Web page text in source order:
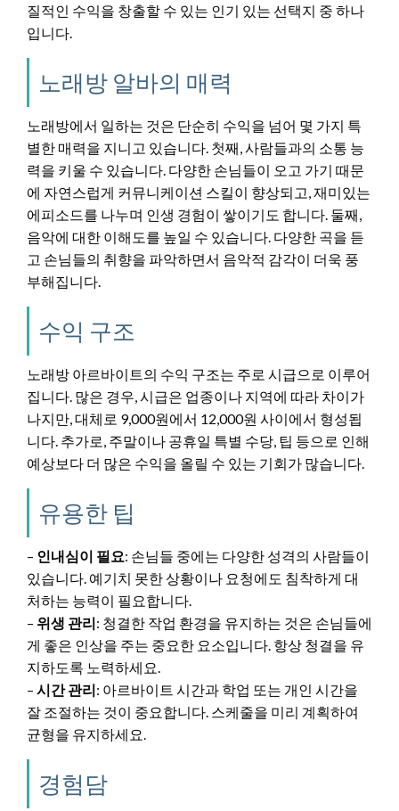
질적인 수익을 창출할 수 있는 인기 있는 선택지 중 하나
입니다.
노래방 알바의 매력
노래방에서 일하는 것은 단순히 수익을 넘어 몇 가지 특
별한 매력을 지니고 있습니다. 첫째, 사람들과의 소통 능
력을 키울 수 있습니다. 다양한 손님들이 오고 가기 때문
에 자연스럽게 커뮤니케이션 스킬이 향상되고, 재미있는
에피소드를 나누며 인생 경험이 쌓이기도 합니다. 둘째,
음악에 대한 이해도를 높일 수 있습니다. 다양한 곡을 듣
고 손님들의 취향을 파악하면서 음악적 감각이 더욱 풍
부해집니다.
수익 구조
노래방 아르바이트의 수익 구조는 주로 시급으로 이루어
집니다. 많은 경우, 시급은 업종이나 지역에 따라 차이가
나지만, 대체로 9,000원에서 12,000원 사이에서 형성됩
니다. 추가로, 주말이나 공휴일 특별 수당, 팁 등으로 인해
예상보다 더 많은 수익을 올릴 수 있는 기회가 많습니다.
유용한 팁
– 인내심이 필요: 손님들 중에는 다양한 성격의 사람들이
있습니다. 예기치 못한 상황이나 요청에도 침착하게 대
처하는 능력이 필요합니다.
– 위생 관리: 청결한 작업 환경을 유지하는 것은 손님들에
게 좋은 인상을 주는 중요한 요소입니다. 항상 청결을 유
지하도록 노력하세요.
– 시간 관리: 아르바이트 시간과 학업 또는 개인 시간을
잘 조절하는 것이 중요합니다. 스케줄을 미리 계획하여
균형을 유지하세요.
경험담